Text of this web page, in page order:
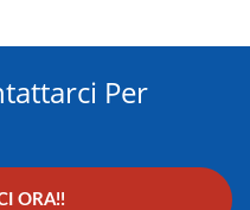
Per
ORA!!